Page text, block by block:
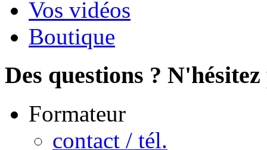
Vos vidéos
Boutique
Des questions ?
Formateur
contact / tél.